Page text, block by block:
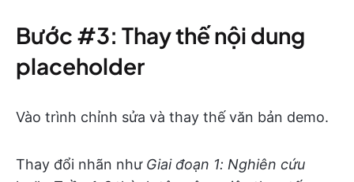
Bước #3: Thay thế nội dung
placeholder
Vào trình chỉnh sửa và thay thế văn bản demo.
Thay đổi nhãn như Giai đoạn 1: Nghiên cứu